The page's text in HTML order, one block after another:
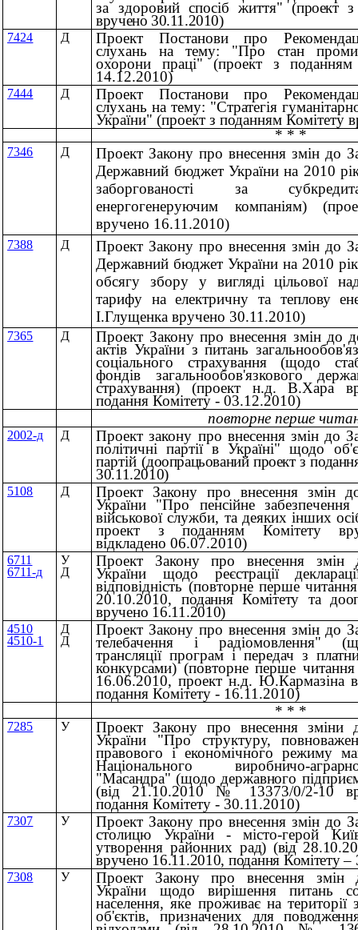
за здоровий спосіб життя"(проект
вручено 30.11.2010)
7424 Д Проект Постанови про
слухань на тему: "Про стан
охорони праці" (проект з поданням
14.12.2010)
7444 Д Проект Постанови про
слухань на тему: "Стратегія
України" (проект з поданням Комітету
* * *
7346 Д
Проект Закону про внесення змін до
Державний бюджет України на 2010
заборгованості за
енергогенеруючим компаніям)
вручено 16.11.2010)
7388 Д
Проект Закону про внесення змін до
Державний бюджет України на 2010
обсягу збору у вигляді цільової
тарифу на електричну та теплову
І.Глущенка вручено 30.11.2010)
7365 Д Проект Закону про внесення змін до
актів України з питань
соціального страхування (щодо
фондів загальнообов'язкового
страхування) (проект н.д. В.Хара
подання Комітету - 03.12.2010)
повторне перше
2002-д Д Проект закону про внесення змін до
політичні партії в Україні" щодо
партій(доопрацьований проект з
30.11.2010)
5108 Д Проект Закону про внесення змін
України "Про пенсійне забезпечення
військової служби, та деяких інших
проект з поданням Комітету
відкладено 06.07.2010)
6711
6711-д
У
Д
Проект Закону про внесення змін
України щодо реєстрації
відповідність (повторне перше
20.10.2010,подання Комітету та
вручено 16.11.2010)
4510
4510-1
Д
Д
Проект Закону про внесення змін до
телебачення і радіомовлення"
трансляції програм і передач з
конкурсами) (повторне перше
16.06.2010, проект н.д. Ю.Кармазіна
подання Комітету - 16.11.2010)
* * *
7285 У Проект Закону про внесення зміни
України "Про структуру,
правового і економічного режиму
Національноговиробничо-
"Масандра" (щодо державного
(вiд 21.10.2010 № 13373/0/2-10
подання Комітету - 30.11.2010)
7307 У Проект Закону про внесення змін до
столицю України - місто-герой
утворення районнихрад) (вiд
вручено 16.11.2010, подання Комітету
7308 У Проект Закону про внесення змін
України щодо вирішення питань
населення, яке проживає на території
об'єктів, призначених для